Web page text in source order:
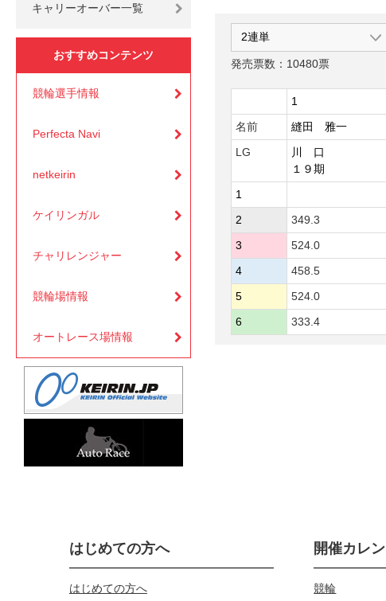
キャリーオーバー一覧
おすすめコンテンツ
競輪選手情報
Perfecta Navi
netkeirin
ケイリンガル
チャリレンジャー
競輪場情報
オートレース場情報
発売票数：10480票
1
名前
縫田 雅一
LG
川 口
１９期
1
2
349.3
3
524.0
4
458.5
5
524.0
6
333.4
はじめての方へ
はじめての方へ
開催カレ
競輪